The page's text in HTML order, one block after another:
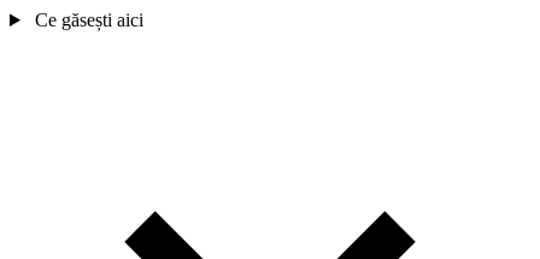
Ce găsești aici